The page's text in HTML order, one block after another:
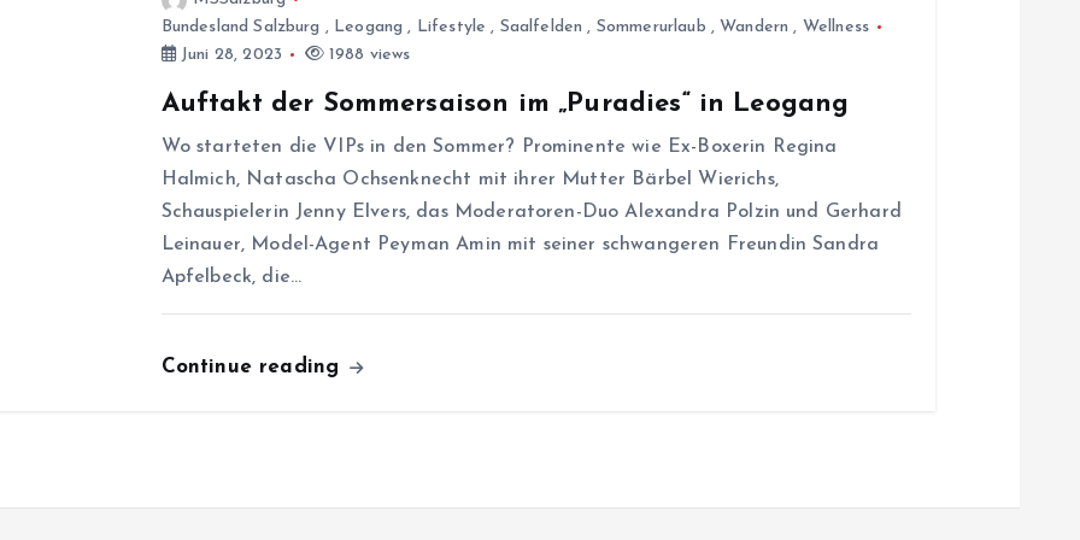
Bundesland Salzburg , Leogang , Lifestyle , Saalfelden , Sommerurlaub ,Wandern , Wellness
Juni 28, 2023
1988 views
Auftakt der Sommersaison im „Puradies“ in Leogang
Wo starteten die VIPs in den Sommer? Prominente wie Ex-Boxerin Regina
Halmich, Natascha Ochsenknecht mit ihrer Mutter Bärbel Wierichs,
Schauspielerin Jenny Elvers, das Moderatoren-Duo Alexandra Polzin und Gerhard
Leinauer, Model-Agent Peyman Amin mit seiner schwangeren Freundin Sandra
Apfelbeck, die…
Continue reading